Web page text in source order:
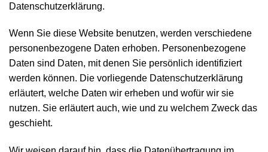
Datenschutzerklärung.
Wenn Sie diese Website benutzen, werden verschiedene
personenbezogene Daten erhoben. Personenbezogene
Daten sind Daten, mit denen Sie persönlich identifiziert
werden können. Die vorliegende Datenschutzerklärung
erläutert, welche Daten wir erheben und wofür wir sie
nutzen. Sie erläutert auch, wie und zu welchem Zweck das
geschieht.